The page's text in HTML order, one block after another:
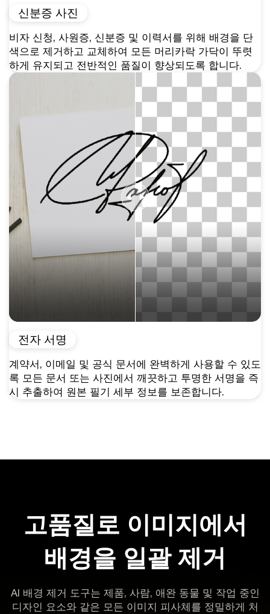
신분증 사진
비자 신청, 사원증, 신분증 및 이력서를 위해 배경을 단
색으로 제거하고 교체하여 모든 머리카락 가닥이 뚜렷
하게 유지되고 전반적인 품질이 향상되도록 합니다.
전자 서명
계약서, 이메일 및 공식 문서에 완벽하게 사용할 수 있도
록 모든 문서 또는 사진에서 깨끗하고 투명한 서명을 즉
시 추출하여 원본 필기 세부 정보를 보존합니다.
고품질로 이미지에서
배경을 일괄 제거
AI 배경 제거 도구는 제품, 사람, 애완 동물 및 작업 중인
디자인 요소와 같은 모든 이미지 피사체를 정밀하게 처